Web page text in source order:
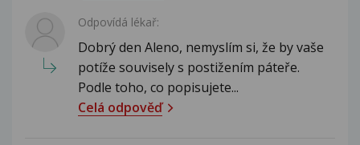
Odpovídá lékař:
Dobrý den Aleno, nemyslím si, že by vaše
potíže souvisely s postižením páteře.
Podle toho, co popisujete...
Celá odpověď